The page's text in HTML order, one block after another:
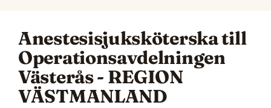
Anestesisjuksköterska till
Operationsavdelningen
Västerås - REGION
VÄSTMANLAND